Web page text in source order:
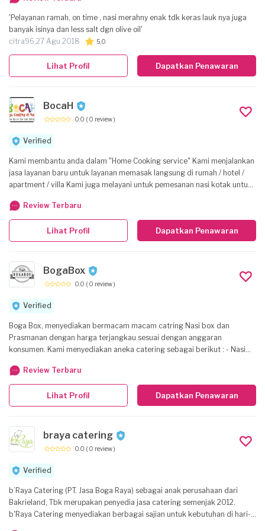
Universitas Brawijaya Surabaya
'Pelayanan ramah, on time , nasi merahny enak tdk keras lauk nya juga
banyak isinya dan less salt dgn olive oil'
citra96,27 Agu 2018 5,0
Dapatkan Penawaran
Lihat Profil
BocaH
0.0 ( 0 review )
Verified
Kami membantu anda dalam "Home Cooking service" Kami menjalankan
jasa layanan baru untuk layanan memasak langsung di rumah / hotel /
apartment / villa Kami juga melayani untuk pemesanan nasi kotak untuk
bisa menghubungi kami terlebih dahulu guna melakukan kordinasi atau
penawaran harga sebelumnya. Minimal 7 hari sebelum nya. Kami
melayani jasa untuk wilayah Denpasar - Kuta - Nusa Dua - Legian -
Seminyak Untuk informasi dan pemesanan dapat menghubungi kami di
Review Terbaru
Dapatkan Penawaran
Lihat Profil
BogaBox
0.0 ( 0 review )
Verified
Boga Box, menyediakan bermacam macam catring Nasi box dan
Prasmanan dengan harga terjangkau sesuai dengan anggaran
konsumen. Kami menyediakan aneka catering sebagai berikut : - Nasi
catering corporasi maupun perorangan, client kami antara lain : MNC TV
taman mini, Trans TV, RCTI, Sekolah sekolahan. Silahkan menghubungi
kami perihal kebutuhan catering acara anda. Contact Us : Email :
pt.seleraradjasejahtera@gmail.com TLP/WA : ********399 / ********24
Review Terbaru
Dapatkan Penawaran
Lihat Profil
braya catering
0.0 ( 0 review )
Verified
b’Raya Catering (PT. Jasa Boga Raya) sebagai anak perusahaan dari
Bakrieland, Tbk merupakan penyedia jasa catering semenjak 2012.
b'Raya Catering menyediakan berbagai sajian untuk kebutuhan di hari-